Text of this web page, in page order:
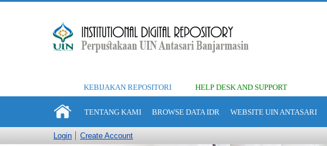
KEBIJAKAN REPOSITORI HELP DESK AND SUPPORT
TENTANG KAMI BROWSE DATA IDR WEBSITE UIN ANTASARI
Login Create Account